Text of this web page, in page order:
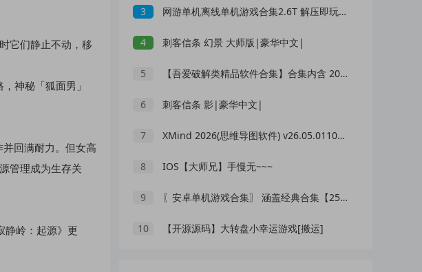
它们静止不动，移
神秘「狐面男」
回满耐力。但女高
管理成为生存关
静岭：起源》更
3 网游单机离线单机游戏合集2.6T 解压即玩 网盘下载 一键端免安装免配置
4 刺客信条 幻景 大师版|豪华中文|
5 【吾爱破解类精品软件合集】合集内含 2000 +实用工具 【1.5GB】
6 刺客信条 影|豪华中文|
7 XMind 2026(思维导图软件) v26.05.01105 中文绿色版
8 IOS【大师兄】手慢无~~~
9 〖安卓单机游戏合集〗 涵盖经典合集【256G】
10 【开源源码】大转盘小幸运游戏[搬运]